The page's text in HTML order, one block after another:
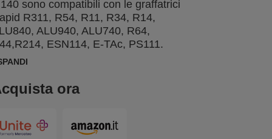
sono compatibili con le graffatrici
R311, R54, R11, R34, R14,
ALU940, ALU740, R64,
ESN114, E-TAc, PS111.
in filo d'acciaio zincato robusto,
un risultato impeccabile grazie alla
di trattenere più saldamente i
Sono ideali, tra le altre
ora